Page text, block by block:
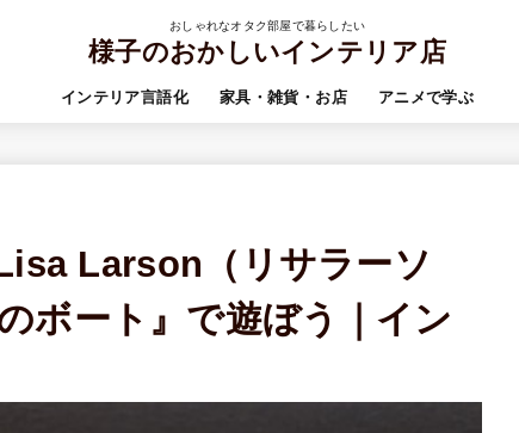
おしゃれなオタク部屋で暮らしたい
様子のおかしいインテリア店
インテリア言語化 家具・雑貨・お店 アニメで学ぶ
Larson（リサラーソ
ボート』で遊ぼう｜イン